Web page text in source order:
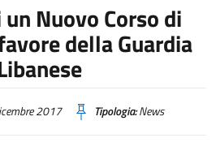
Nuovo Corso di
della Guardia
2017 Tipologia:News